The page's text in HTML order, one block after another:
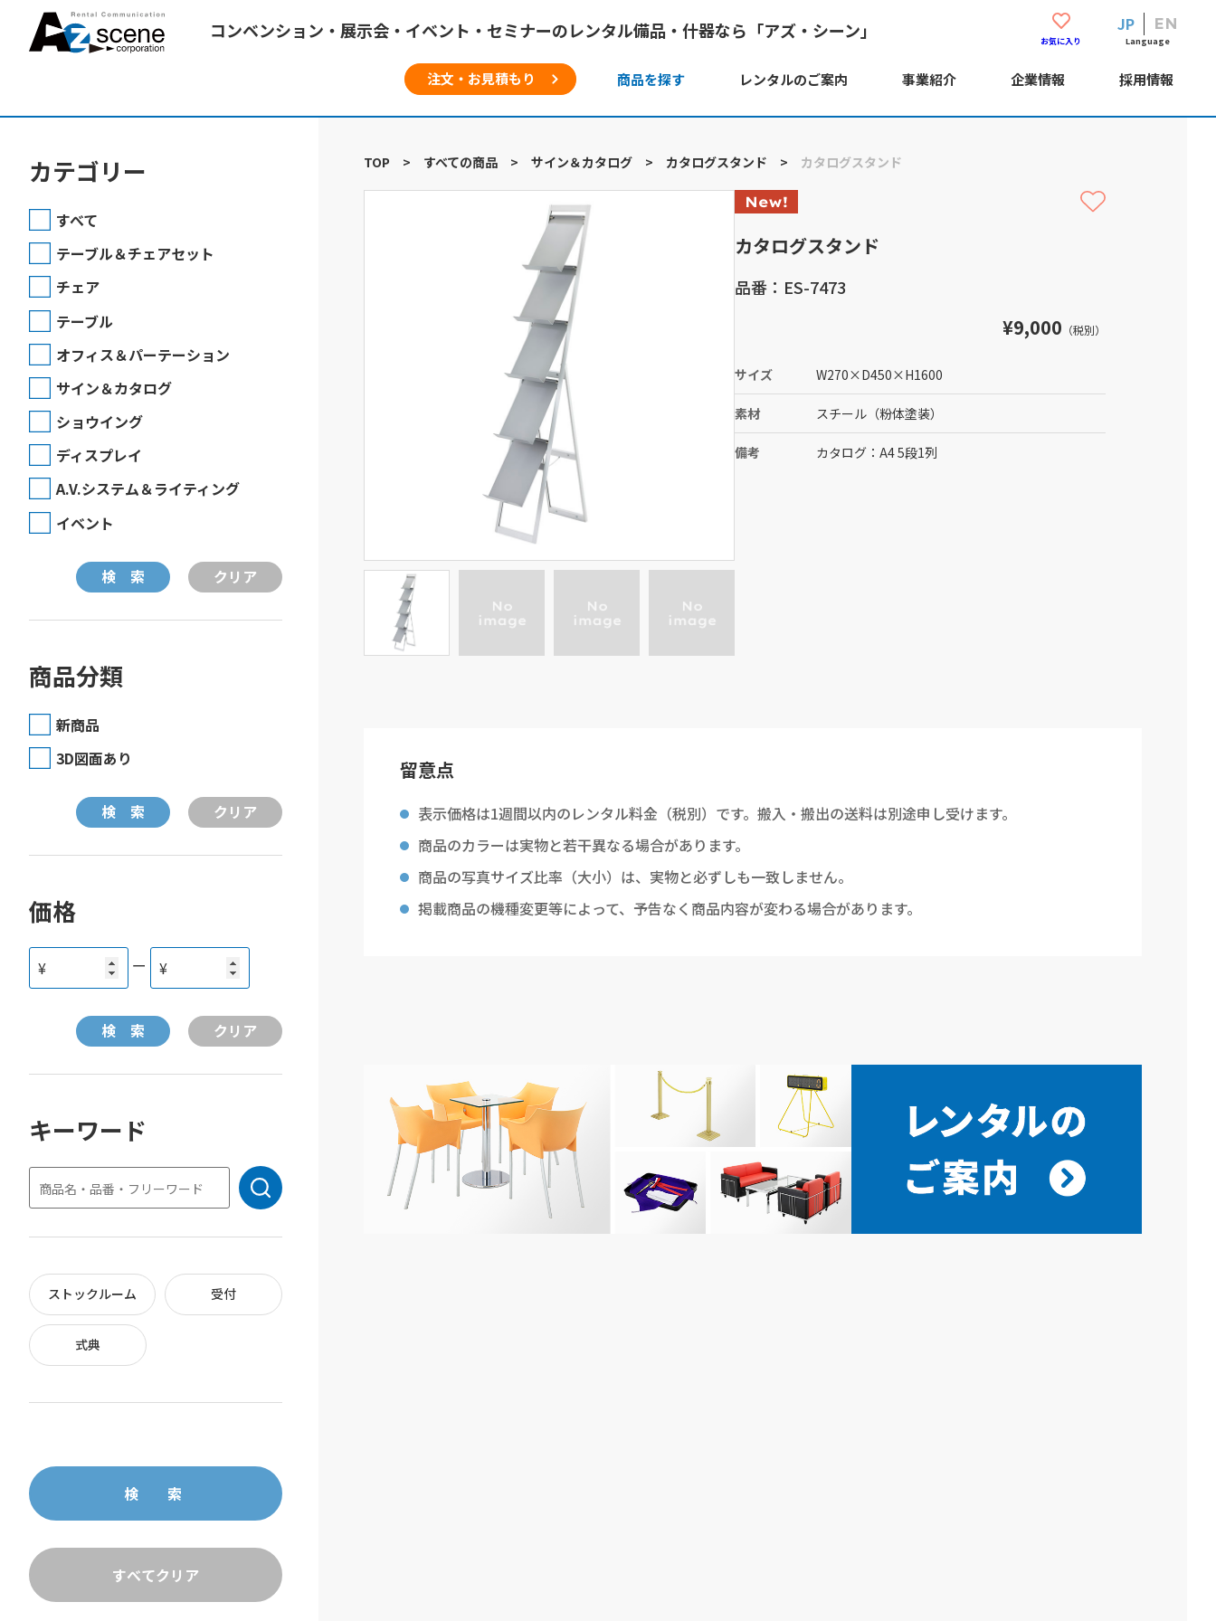
コンベンション・展示会・イベント・セミナーのレンタル備品・什器なら「アズ・シーン」 お気に入り
EN
JP
Language
注文・お見積もり 商品を探す レンタルのご案内 事業紹介 企業情報 採用情報
カテゴリー
すべて
テーブル＆チェアセット
チェア
テーブル
オフィス＆パーテーション
サイン＆カタログ
ショウイング
ディスプレイ
A.V.システム＆ライティング
イベント
商品分類
新商品
3D図面あり
価格
¥ ー ¥
キーワード
ストックルーム 受付
式典
TOP > すべての商品 > サイン＆カタログ > カタログスタンド > カタログスタンド
カタログスタンド
品番：ES-7473
¥9,000 （税別）
サイズ W270×D450×H1600
素材 スチール（粉体塗装）
備考 カタログ：A4 5段1列
留意点
表示価格は1週間以内のレンタル料金（税別）です。搬入・搬出の送料は別途申し受けます。
商品のカラーは実物と若干異なる場合があります。
商品の写真サイズ比率（大小）は、実物と必ずしも一致しません。
掲載商品の機種変更等によって、予告なく商品内容が変わる場合があります。